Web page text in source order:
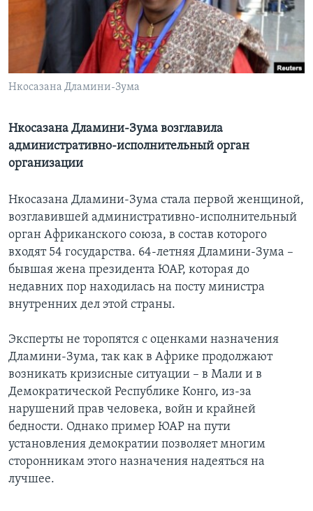
Learning English
СОЦИАЛЬНЫЕ СЕТИ
Языки
Нкосазана Дламини-Зума
Нкосазана Дламини-Зума возглавила
административно-исполнительный орган
организации
Нкосазана Дламини-Зума стала первой женщиной,
возглавившей административно-исполнительный
орган Африканского союза, в состав которого
входят 54 государства. 64-летняя Дламини-Зума –
бывшая жена президента ЮАР, которая до
недавних пор находилась на посту министра
внутренних дел этой страны.
Эксперты не торопятся с оценками назначения
Дламини-Зума, так как в Африке продолжают
возникать кризисные ситуации – в Мали и в
Демократической Республике Конго, из-за
нарушений прав человека, войн и крайней
бедности. Однако пример ЮАР на пути
установления демократии позволяет многим
сторонникам этого назначения надеяться на
лучшее.